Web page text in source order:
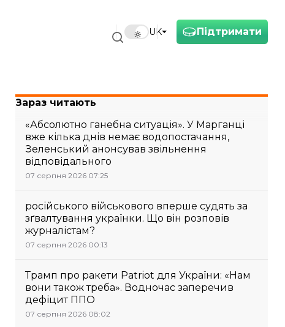
Підтримати
UK
Зараз читають
«Абсолютно ганебна ситуація». У Марганці
вже кілька днів немає водопостачання,
Зеленський анонсував звільнення
відповідального
07 серпня 2026 07:25
російського військового вперше судять за
зґвалтування українки. Що він розповів
журналістам?
07 серпня 2026 00:13
Трамп про ракети Patriot для України: «Нам
вони також треба». Водночас заперечив
дефіцит ППО
07 серпня 2026 08:02